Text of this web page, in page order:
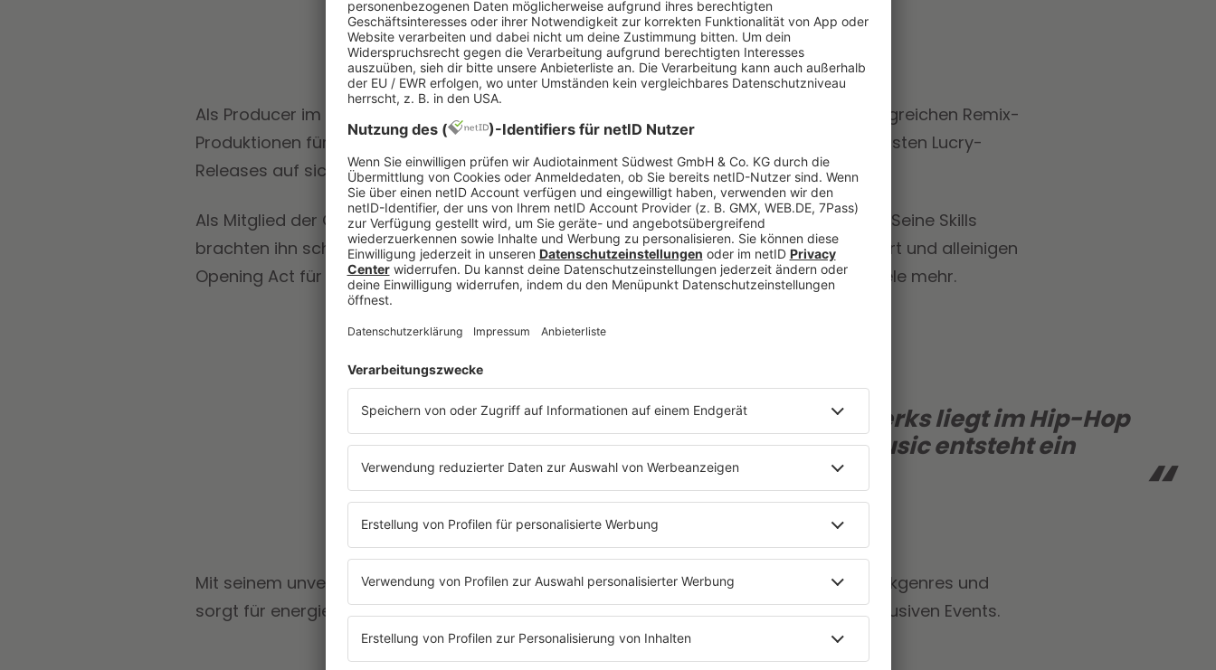
Als Producer im renommierten Team Jiggy Joint Berlin hat der Stuttgarter DJ mit erfolgreichen Remix-
Produktionen für internationale Stars wie B2K, The Game, Usher, Ludacris und für die ersten Lucry-
Releases auf sich aufmerksam gemacht.
Als Mitglied der Ghosttown DJs tourte DJ P. durch Asien, Osteuropa und Griechenland. Seine Skills
brachten ihn schon vor seiner Radiozeit auf große Bühnen – unter anderem als Support und alleinigen
Opening Act für US-Legenden wieBusta Rhymes,Destiny’s Child,DMX,Usherund viele mehr.
„Die Basis des DJ-Handwerks liegt im Hip-Hop
– kombiniert mit Mixed Music entsteht ein
kraftvolles Set.“
– DJ P. über seine Sets
Mit seinem unverkennbaren Allstyle-Sound verbindet DJ P. mühelos verschiedene Musikgenres und
sorgt für energiegeladene Sets – ob auf internationalen Bühnen, in Clubs oder bei exklusiven Events.